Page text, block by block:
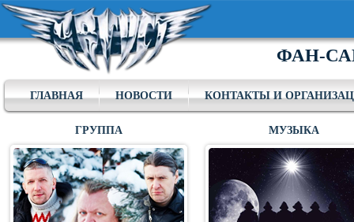
ФАН-
ГЛАВНАЯ НОВОСТИ КОНТАКТЫ И
ГРУППА МУЗЫКА